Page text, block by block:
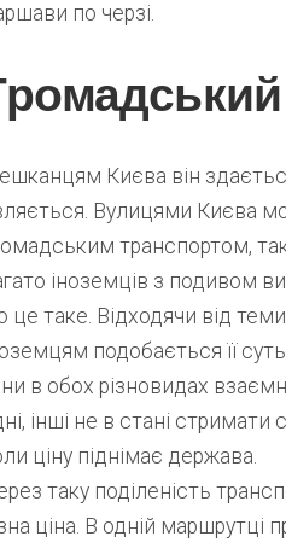
по черзі.
Києва він
Вулицями Києва
транспортом,
іноземців з подивом
це таке. Відходячи від
подобається її
в обох різновидах
інші не в стані
ціну піднімає держава.
таку поділеність
ціна. В одній маршрутці